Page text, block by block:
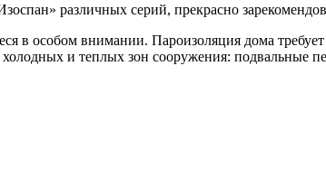
различных серий, прекрасно
в особом внимании. Пароизоляция дома
и теплых зон сооружения: подвальные